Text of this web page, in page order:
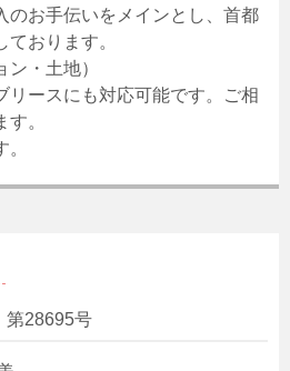
のお手伝いをメインとし、首都
おります。
ン・土地）
リースにも対応可能です。ご相
。
第28695号